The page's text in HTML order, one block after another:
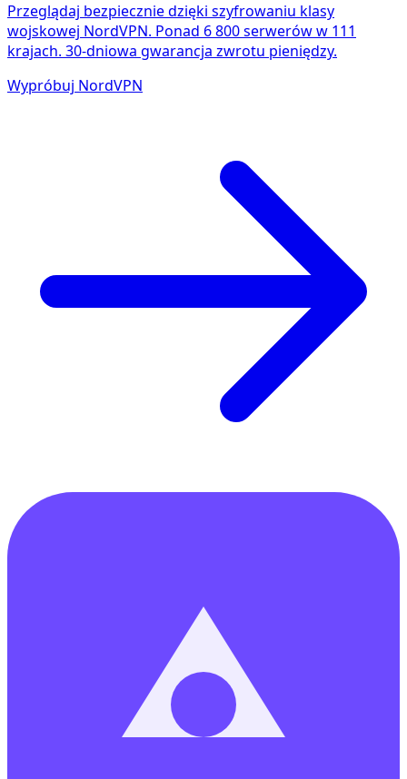
Przeglądaj bezpiecznie dzięki szyfrowaniu klasy
wojskowej NordVPN. Ponad 6 800 serwerów w 111
krajach. 30-dniowa gwarancja zwrotu pieniędzy.
Wypróbuj NordVPN